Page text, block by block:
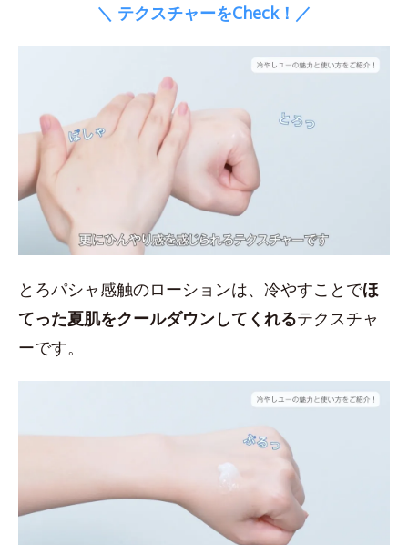
＼ テクスチャーをCheck！／
とろパシャ感触のローションは、冷やすことでほ
てった夏肌をクールダウンしてくれるテクスチャ
ーです。